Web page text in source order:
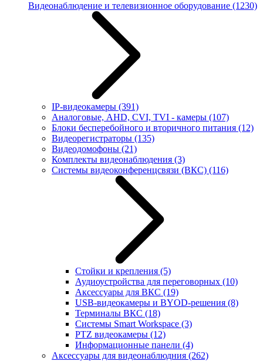
Видеонаблюдение и телевизионное оборудование (1230)
IP-видеокамеры (391)
Аналоговые, AHD, CVI, TVI - камеры (107)
Блоки бесперебойного и вторичного питания (12)
Видеорегистраторы (135)
Видеодомофоны (21)
Комплекты видеонаблюдения (3)
Системы видеоконференцсвязи (ВКС) (116)
Стойки и крепления (5)
Аудиоустройства для переговорных (10)
Аксессуары для ВКС (19)
USB-видеокамеры и BYOD-решения (8)
Терминалы ВКС (18)
Системы Smart Workspace (3)
PTZ видеокамеры (12)
Информационные панели (4)
Аксессуары для видеонаблюдния (262)